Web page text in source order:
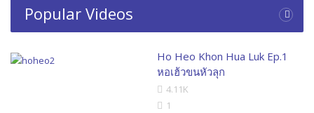
Popular Videos
Ho Heo Khon Hua Luk Ep.1
หอเฮ้วขนหัวลุก
4.11K
1